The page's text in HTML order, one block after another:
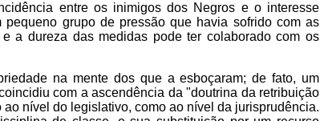
entre os inimigos dos Negros e o interesse
grupo de pressão que havia sofrido com as
a dureza das medidas pode ter colaborado com os
na mente dos que a esboçaram; de fato, um
com a ascendência da "doutrina da retribuição
nível do legislativo, como ao nível da jurisprudência.